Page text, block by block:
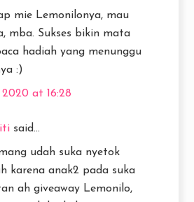
mie Lemonilonya, mau
mba. Sukses bikin mata
hadiah yang menunggu
:)
at 16:28
said...
udah suka nyetok
karena anak2 pada suka
ah giveaway Lemonilo,